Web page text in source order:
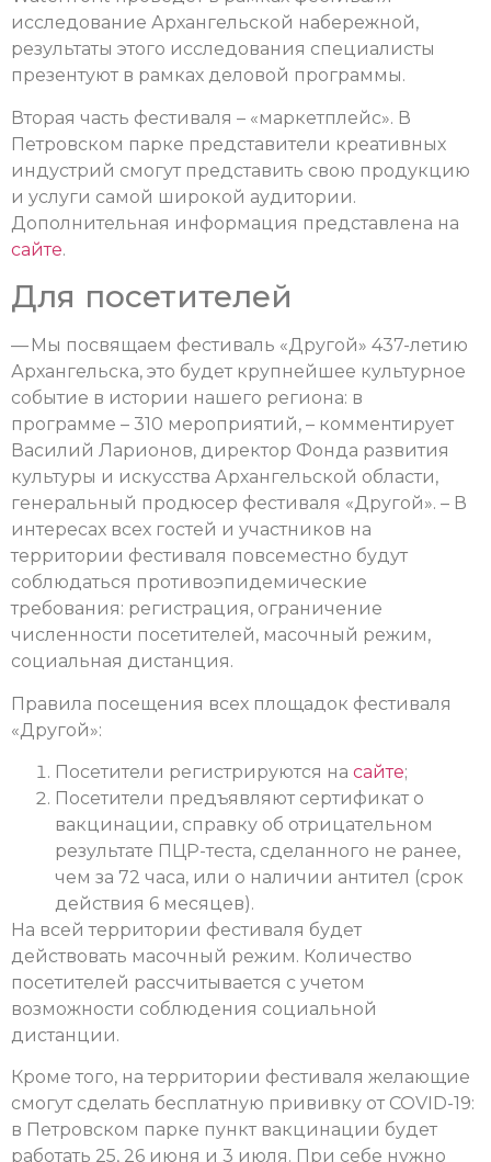
исследование Архангельской набережной,
результаты этого исследования специалисты
презентуют в рамках деловой программы.
Вторая часть фестиваля – «маркетплейс». В
Петровском парке представители креативных
индустрий смогут представить свою продукцию
и услуги самой широкой аудитории.
Дополнительная информация представлена на
сайте.
Для посетителей
— Мы посвящаем фестиваль «Другой» 437-летию
Архангельска, это будет крупнейшее культурное
событие в истории нашего региона: в
программе – 310 мероприятий, – комментирует
Василий Ларионов, директор Фонда развития
культуры и искусства Архангельской области,
генеральный продюсер фестиваля «Другой». – В
интересах всех гостей и участников на
территории фестиваля повсеместно будут
соблюдаться противоэпидемические
требования: регистрация, ограничение
численности посетителей, масочный режим,
социальная дистанция.
Правила посещения всех площадок фестиваля
«Другой»:
Посетители регистрируются на сайте;
Посетители предъявляют сертификат о
вакцинации, справку об отрицательном
результате ПЦР-теста, сделанного не ранее,
чем за 72 часа, или о наличии антител (срок
действия 6 месяцев).
На всей территории фестиваля будет
действовать масочный режим. Количество
посетителей рассчитывается с учетом
возможности соблюдения социальной
дистанции.
Кроме того, на территории фестиваля желающие
смогут сделать бесплатную прививку от COVID-19:
в Петровском парке пункт вакцинации будет
работать 25, 26 июня и 3 июля. При себе нужно